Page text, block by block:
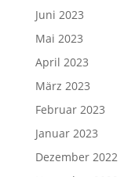
Juni 2023
Mai 2023
April 2023
März 2023
Februar 2023
Januar 2023
Dezember 2022